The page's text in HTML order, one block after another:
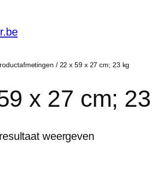
/ ‎22 x 59 x 27 cm; 23 kg
x 27 cm;
weergeven